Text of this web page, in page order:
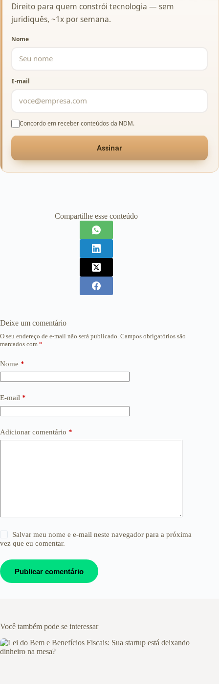
Direito para quem constrói tecnologia — sem
juridiquês, ~1x por semana.
Nome
E-mail
Concordo em receber conteúdos da NDM.
Assinar
Compartilhe esse conteúdo
Deixe um comentário
O seu endereço de e-mail não será publicado. Campos obrigatórios são
marcados com *
Nome *
E-mail *
Adicionar comentário *
Salvar meu nome e e-mail neste navegador para a próxima
vez que eu comentar.
Publicar comentário
Você também pode se interessar